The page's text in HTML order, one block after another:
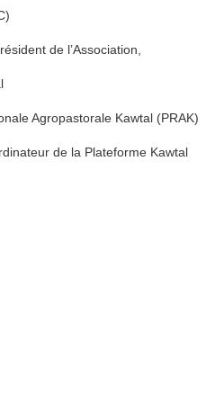
de l’Association,
Agropastorale Kawtal (PRAK)
de la Plateforme Kawtal